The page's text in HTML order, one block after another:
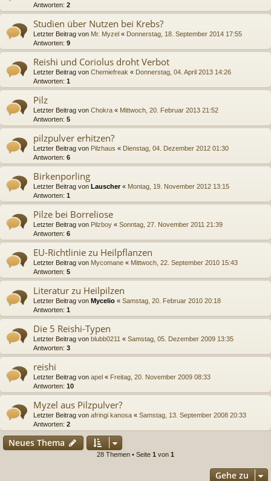
Antworten: 2
Studien über Nutzen bei Krebs?
Letzter Beitrag von Mr. Myzel « Donnerstag, 18. September 2014 17:55
Antworten: 9
Reishi und Coriolus droht Verbot
Letzter Beitrag von Chemiefreak « Donnerstag, 04. April 2013 14:26
Antworten: 1
Pilz
Letzter Beitrag von Chokra « Mittwoch, 20. Februar 2013 21:52
Antworten: 5
pilzpulver erhitzen?
Letzter Beitrag von Pilzhaus « Dienstag, 04. Dezember 2012 01:30
Antworten: 6
Birkenporling
Letzter Beitrag von Lauscher« Montag, 19. November 2012 13:15
Antworten: 1
Pilze bei Borreliose
Letzter Beitrag von Pilzboy « Sonntag, 27. November 2011 21:39
Antworten: 6
EU-Richtlinie zu Heilpflanzen
Letzter Beitrag von Mycomane « Mittwoch, 22. September 2010 15:43
Antworten: 5
Literatur zu Heilpilzen
Letzter Beitrag von Mycelio « Samstag, 20. Februar 2010 20:18
Antworten: 1
Die 5 Reishi-Typen
Letzter Beitrag von blubb0211 « Samstag, 05. Dezember 2009 13:35
Antworten: 3
reishi
Letzter Beitrag von apel « Freitag, 20. November 2009 08:33
Antworten: 10
Myzel aus Pilzpulver?
Letzter Beitrag von afringi kanosa « Samstag, 13. September 2008 20:33
Antworten: 2
Neues Thema
28 Themen • Seite 1 von 1
Gehe zu